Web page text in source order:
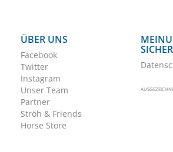
ÜBER UNS
Facebook
Twitter
Instagram
Unser Team
Partner
Ströh & Friends
Horse Store